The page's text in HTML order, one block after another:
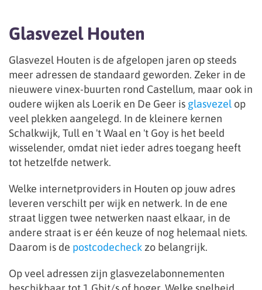
Glasvezel Houten
Glasvezel Houten is de afgelopen jaren op steeds
meer adressen de standaard geworden. Zeker in de
nieuwere vinex-buurten rond Castellum, maar ook in
oudere wijken als Loerik en De Geer is glasvezel op
veel plekken aangelegd. In de kleinere kernen
Schalkwijk, Tull en 't Waal en 't Goy is het beeld
wisselender, omdat niet ieder adres toegang heeft
tot hetzelfde netwerk.
Welke internetproviders in Houten op jouw adres
leveren verschilt per wijk en netwerk. In de ene
straat liggen twee netwerken naast elkaar, in de
andere straat is er één keuze of nog helemaal niets.
Daarom is de postcodecheckzo belangrijk.
Op veel adressen zijn glasvezelabonnementen